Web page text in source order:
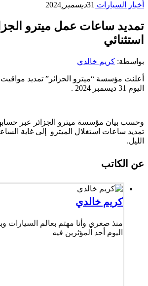
أخبار السيارات 31ديسمبر, 2024
تمديد ساعات عمل ميترو
استثنائي
بواسطة: كريم خالدي
أعلنت مؤسسة “ميترو الجزائر” تمديد مواقيت
اليوم 31 ديسمبر 2024 .
وحسب بيان مؤسسة ميترو الجزائر عبر
الليل.
عن الكاتب
كريم خالدي
منذ صغري وأنا مهتم بعالم السيارات
اليوم أحد المؤثرين فيه